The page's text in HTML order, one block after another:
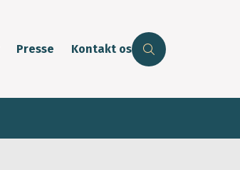
Presse Kontakt os